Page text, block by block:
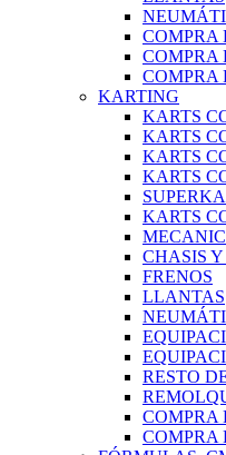
COMPRA
COMPRA
COMPRA
KARTING
KARTS
KARTS
KARTS
KARTS
KARTS
CHASIS Y
FRENOS
LLANTAS
RESTO
COMPRA
COMPRA